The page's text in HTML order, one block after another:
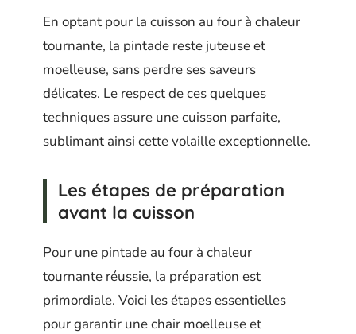
En optant pour la cuisson au four à chaleur
tournante, la pintade reste juteuse et
moelleuse, sans perdre ses saveurs
délicates. Le respect de ces quelques
techniques assure une cuisson parfaite,
sublimant ainsi cette volaille exceptionnelle.
Les étapes de préparation
avant la cuisson
Pour une pintade au four à chaleur
tournante réussie, la préparation est
primordiale. Voici les étapes essentielles
pour garantir une chair moelleuse et